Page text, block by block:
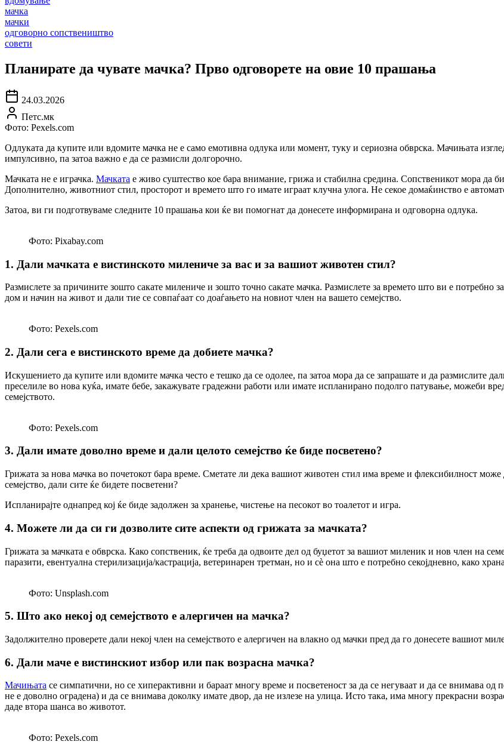
мачка
мачки
одговорно сопствеништво
совети
Планирате да чувате мачка? Прво одговорете на овие 10 прашања
24.03.2026
Петс.мк
Фото: Pexels.com
Одлуката да купите или вдомите мачка не е само емотивна одлука или момент, туку и сериозна обврска. Мачињата
импулсивно, па затоа важно е да се размисли долгорочно.
Мачката не е играчка. Мачката е живо суштество кое бара внимание, грижа и стабилна средина. Сопственикот мора да
Дополнително, животниот стил, просторот и времето што го имате играат клучна улога. Не секое домаќинство е
Затоа, ви ги подготвуваме следните 10 прашања кои ќе ви помогнат да донесете информирана и одговорна одлука.
Фото: Pixabay.com
1. Дали мачката е вистинското милениче за вас и за вашиот животен стил?
Размислете за причините зошто сакате милениче и зошто точно сакате мачка. Размислете за времето што ви е
дом и начин на живот и дали тие се совпаѓаат со доаѓањето на новиот член на вашето семејство.
Фото: Pexels.com
2. Дали сега е вистинското време да добиете мачка?
Искушението да купите или вдомите мачка често е тешко да се одолее, па затоа мора да се запрашате и да размислите
преселиле во нова куќа, имате бебе, закажувате градежни работи или имате испланирано подолго патување, можеби
семејството.
Фото: Pexels.com
3. Дали имате доволно време и дали целото семејство ќе биде посветено?
Грижата за нова мачка во почетокот бара време. Сметате ли дека вашиот животен стил има време и флексибилност
семејство, дали сите ќе бидете посветени?
Испланирајте однапред кој ќе биде задолжен за хранење, чистење на песокот во тоалетот и игра.
4. Можете ли да си ги дозволите сите аспекти од грижата за мачката?
Грижата за мачката е обврска. Како сопственик, ќе треба да одвоите дел од буџетот за вашиот миленик и нов член на
паразити, евентуална стерилизација/кастрација, ветеринарен третман, но и сѐ она што е потребно секојдневно, како
Фото: Unsplash.com
5. Што ако некој од семејството е алергичен на мачка?
Задолжително проверете дали некој член на семејството е алергичен на влакно од мачки пред да го донесете вашиот
6. Дали маче е вистинскиот избор или пак возрасна мачка?
Мачињата се симпатични, но се хиперактивни и бараат многу време и посветеност за да се негуваат и да се внимава од
не е доволно оградена) и да се внимава доколку имате двор, да не излезе на улица. Исто така, има многу прекрасни
даде втора шанса во животот.
Фото: Pexels.com